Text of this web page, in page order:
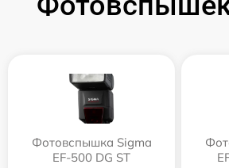
Фотовспышка Sigma
EF-500 DG ST